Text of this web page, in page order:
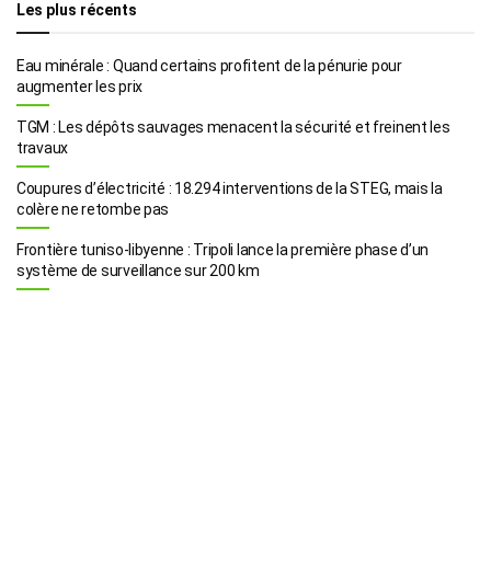
Les plus récents
Eau minérale : Quand certains profitent de la pénurie pour
augmenter les prix
TGM : Les dépôts sauvages menacent la sécurité et freinent les
travaux
Coupures d’électricité : 18.294 interventions de la STEG, mais la
colère ne retombe pas
Frontière tuniso-libyenne : Tripoli lance la première phase d’un
système de surveillance sur 200 km